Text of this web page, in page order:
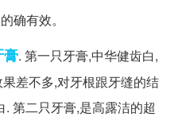
确有效。
膏. 第一只牙膏,中华健齿白,
差不多,对牙根跟牙缝的结
第二只牙膏,是高露洁的超